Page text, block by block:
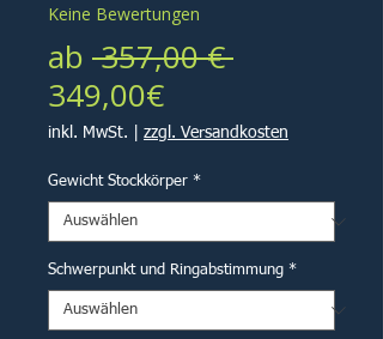
Keine Bewertungen
ab 357,00 €
349,00€Sale-
Preis
inkl. MwSt. zzgl. Versandkosten
Gewicht Stockkörper *
Schwerpunkt und Ringabstimmung *